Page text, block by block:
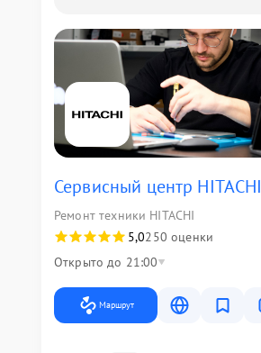
Сервисный центр HITACHI
Ремонт техники HITACHI
5,0250 оценки
Открыто до 21:00
Маршрут